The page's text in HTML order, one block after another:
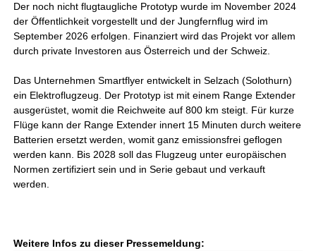
Der noch nicht flugtaugliche Prototyp wurde im November 2024
der Öffentlichkeit vorgestellt und der Jungfernflug wird im
September 2026 erfolgen. Finanziert wird das Projekt vor allem
durch private Investoren aus Österreich und der Schweiz.
Das Unternehmen Smartflyer entwickelt in Selzach (Solothurn)
ein Elektroflugzeug. Der Prototyp ist mit einem Range Extender
ausgerüstet, womit die Reichweite auf 800 km steigt. Für kurze
Flüge kann der Range Extender innert 15 Minuten durch weitere
Batterien ersetzt werden, womit ganz emissionsfrei geflogen
werden kann. Bis 2028 soll das Flugzeug unter europäischen
Normen zertifiziert sein und in Serie gebaut und verkauft
werden.
Weitere Infos zu dieser Pressemeldung: